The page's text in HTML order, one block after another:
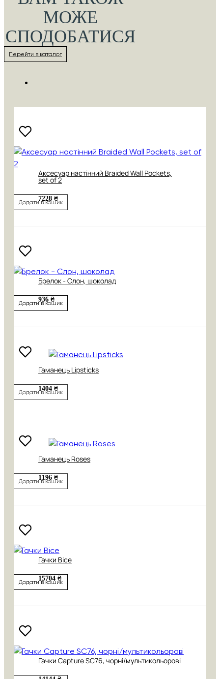
МОЖЕ
СПОДОБАТИСЯ
Перейти в каталог
Аксесуар настінний Braided Wall Pockets,
set of 2
7228 ₴
Додати в кошик
Брелок - Слон, шоколад
936 ₴
Додати в кошик
Гаманець Lipsticks
1404 ₴
Додати в кошик
Гаманець Roses
1196 ₴
Додати в кошик
Гачки Bice
15704 ₴
Додати в кошик
Гачки Capture SC76, чорні/мультикольорові